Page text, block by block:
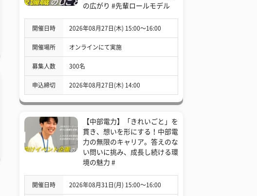
の広がり #先輩ロールモデル
開催日時 2026年08月27日(木) 15:00〜16:00
開催場所 オンラインにて実施
募集人数 300名
申込締切 2026年08月27日(木) 14:00
【中部電力】「きれいごと」を
貫き、想いを形にする！中部電
力の無限のキャリア。答えのな
い問いに挑み、成長し続ける環
境の魅力 #
開催日時 2026年08月31日(月) 15:00〜16:00